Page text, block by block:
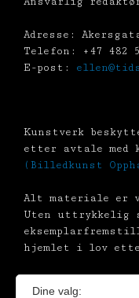
Adresse:
Telefon: +47 482
E-post:
Kunstverk
etter avtale med
(Billedkunst
Alt materiale er
Uten uttrykkelig
hjemlet i lov
Dine valg: